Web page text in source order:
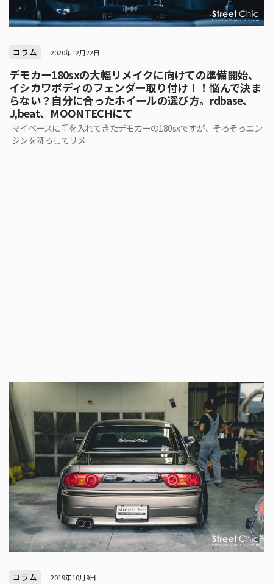
コラム 2020年12月22日
デモカー180sxの大幅リメイクに向けての準備開始、
イシカワボディのフェンダー取り付け！！悩んで決ま
らない？自分に合ったホイールの選び方。rdbase、
J,beat、MOONTECHにて
マイペースに手を入れてきたデモカーの180sxですが、そろそろエン
ジンを降ろしてリメ…
コラム 2019年10月9日